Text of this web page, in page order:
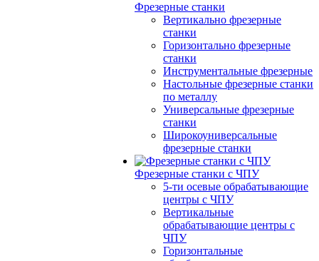
Фрезерные станки
Вертикально фрезерные
станки
Горизонтально фрезерные
станки
Инструментальные фрезерные
Настольные фрезерные станки
по металлу
Универсальные фрезерные
станки
Широкоуниверсальные
фрезерные станки
Фрезерные станки с ЧПУ
5-ти осевые обрабатывающие
центры с ЧПУ
Вертикальные
обрабатывающие центры с
ЧПУ
Горизонтальные